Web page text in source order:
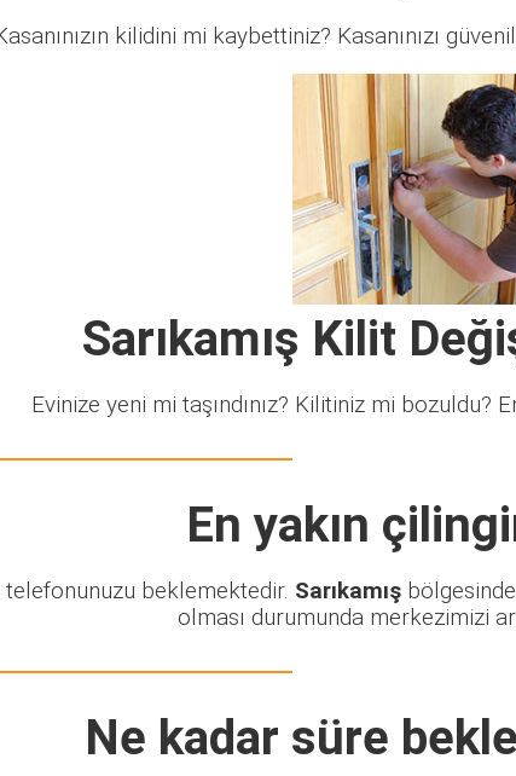
kilidini mi kaybettiniz? Kasanınızı
Sarıkamış Kilit
Evinize yeni mi taşındınız? Kilitiniz mi bozuldu?
En yakın
beklemektedir. Sarıkamış
olması durumunda merkezimizi
Ne kadar süre